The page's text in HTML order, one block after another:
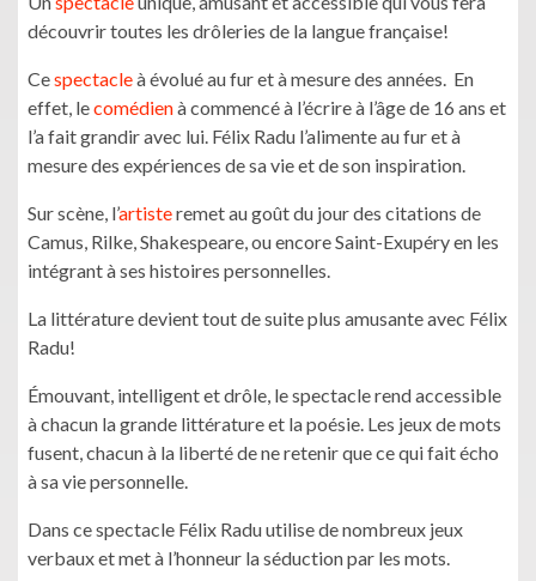
découvrir toutes les drôleries de la langue française!
Cespectacleà évolué au fur et à mesure des années. En
effet, lecomédienà commencé à l’écrire à l’âge de 16 ans et
l’a fait grandir avec lui. Félix Radu l’alimente au fur et à
mesure des expériences de sa vie et de son inspiration.
Sur scène, l’artisteremet au goût du jour des citations de
Camus, Rilke, Shakespeare, ou encore Saint-Exupéry en les
intégrant à ses histoires personnelles.
La littérature devient tout de suite plus amusante avec Félix
Radu!
Émouvant, intelligent et drôle, le spectacle rend accessible
à chacun la grande littérature et la poésie. Les jeux de mots
fusent, chacun à la liberté de ne retenir que ce qui fait écho
à sa vie personnelle.
Dans ce spectacle Félix Radu utilise de nombreux jeux
verbaux et met à l’honneur la séduction par les mots.